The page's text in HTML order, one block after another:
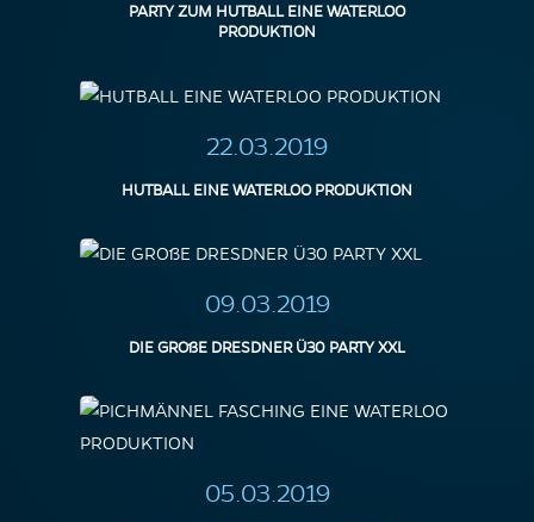
PARTY ZUM HUTBALL EINE WATERLOO
PRODUKTION
22.03.2019
HUTBALL EINE WATERLOO PRODUKTION
09.03.2019
DIE GROßE DRESDNER Ü30 PARTY XXL
05.03.2019